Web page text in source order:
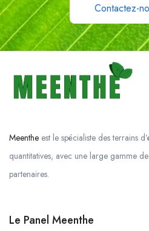
Contactez-
Meenthe est le spécialiste des terrains
quantitatives, avec une large gamme
partenaires.
Le Panel Meenthe